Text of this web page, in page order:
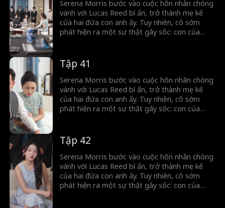
Serena Morris bước vào cuộc hôn nhân chóng
vánh với Lucas Reed bí ẩn, trở thành mẹ kế
của hai đứa con anh ấy. Tuy nhiên, cô sớm
phát hiện ra một sự thật gây sốc: con của
mật chôn vùi lâu nay được phơi bày...
Tập 41
Serena Morris bước vào cuộc hôn nhân chóng
vánh với Lucas Reed bí ẩn, trở thành mẹ kế
của hai đứa con anh ấy. Tuy nhiên, cô sớm
phát hiện ra một sự thật gây sốc: con của
mật chôn vùi lâu nay được phơi bày...
Tập 42
Serena Morris bước vào cuộc hôn nhân chóng
vánh với Lucas Reed bí ẩn, trở thành mẹ kế
của hai đứa con anh ấy. Tuy nhiên, cô sớm
phát hiện ra một sự thật gây sốc: con của